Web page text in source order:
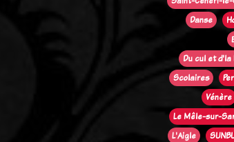
Danse
Du cul et d'la
Scolaires
Vénère
Le Mêle-sur-
L'Aigle